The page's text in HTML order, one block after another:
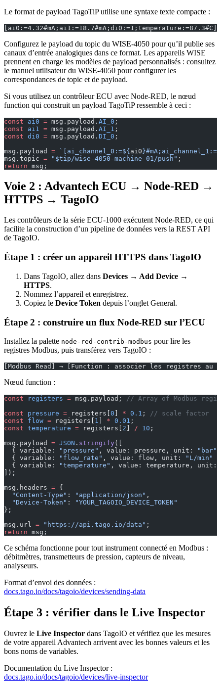
Le format de payload TagoTiP utilise une syntaxe texte compacte :
[ai0:=4.32#mA;ai1:=18.7#mA;di0:=1;temperature:=87.3#C]
Configurez le payload du topic du WISE-4050 pour qu’il publie ses
canaux d’entrée analogiques dans ce format. Les appareils WISE
prennent en charge les modèles de payload personnalisés : consultez
le manuel utilisateur du WISE-4050 pour configurer les
correspondances de topic et de payload.
Si vous utilisez un contrôleur ECU avec Node-RED, le nœud
function qui construit un payload TagoTiP ressemble à ceci :
const ai0 = msg.payload. AI_0 ;
const ai1 = msg.payload. AI_1 ;
const di0 = msg.payload. DI_0 ;
msg.payload = `[ai_channel_0:=${ai0
msg.topic = "$tip/wise-4050-machine-01/push" ;
return msg;
Voie 2 : Advantech ECU → Node-RED →
HTTPS → TagoIO
Les contrôleurs de la série ECU-1000 exécutent Node-RED, ce qui
facilite la construction d’un pipeline de données vers la REST API
de TagoIO.
Étape 1 : créer un appareil HTTPS dans TagoIO
Dans TagoIO, allez dans Devices → Add Device →
HTTPS.
Nommez l’appareil et enregistrez.
Copiez le Device Token depuis l’onglet General.
Étape 2 : construire un flux Node-RED sur l’ECU
Installez la palette node-red-contrib-modbus pour lire les
registres Modbus, puis transférez vers TagoIO :
[Modbus Read] → [Function : associer les registres au
Nœud function :
const registers = msg.payload;
// Array of Modbus
const pressure = registers[ 0 * 0.1 ;
// scale factor
const flow = registers[ 1 * 0.01 ;
const temperature = registers[ 2 / 10 ;
msg.payload = JSON . stringify([
  { variable:
"pressure" , value: pressure, unit: "bar"
  { variable:
"flow_rate" , value: flow, unit: "L/min"
  { variable:
"temperature" , value: temperature, unit:
]);
msg.headers = {
  "Content-Type"
: "application/json" ,
  "Device-Token"
:
"YOUR_TAGOIO_DEVICE_TOKEN"
};
msg.url = "https://api.tago.io/data" ;
return msg;
Ce schéma fonctionne pour tout instrument connecté en Modbus :
débitmètres, transmetteurs de pression, capteurs de niveau,
analyseurs.
Format d’envoi des données :
docs.tago.io/docs/tagoio/devices/sending-data
Étape 3 : vérifier dans le Live Inspector
Ouvrez le Live Inspector dans TagoIO et vérifiez que les mesures
de votre appareil Advantech arrivent avec les bonnes valeurs et les
bons noms de variables.
Documentation du Live Inspector :
docs.tago.io/docs/tagoio/devices/live-inspector